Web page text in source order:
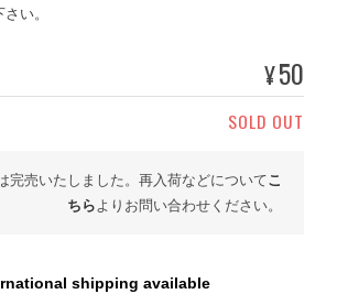
い。
¥50
SOLD OUT
完売いたしました。再入荷などについてこ
ちらよりお問い合わせください。
shipping available